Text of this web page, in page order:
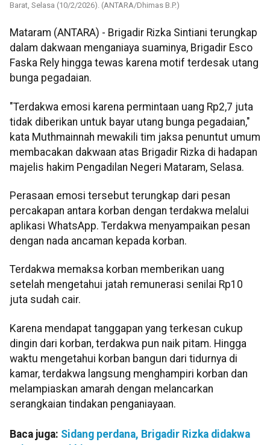
Barat, Selasa (10/2/2026). (ANTARA/Dhimas B.P.)
Mataram (ANTARA) - Brigadir Rizka Sintiani terungkap
dalam dakwaan menganiaya suaminya, Brigadir Esco
Faska Rely hingga tewas karena motif terdesak utang
bunga pegadaian.
"Terdakwa emosi karena permintaan uang Rp2,7 juta
tidak diberikan untuk bayar utang bunga pegadaian,"
kata Muthmainnah mewakili tim jaksa penuntut umum
membacakan dakwaan atas Brigadir Rizka di hadapan
majelis hakim Pengadilan Negeri Mataram, Selasa.
Perasaan emosi tersebut terungkap dari pesan
percakapan antara korban dengan terdakwa melalui
aplikasi WhatsApp. Terdakwa menyampaikan pesan
dengan nada ancaman kepada korban.
Terdakwa memaksa korban memberikan uang
setelah mengetahui jatah remunerasi senilai Rp10
juta sudah cair.
Karena mendapat tanggapan yang terkesan cukup
dingin dari korban, terdakwa pun naik pitam. Hingga
waktu mengetahui korban bangun dari tidurnya di
kamar, terdakwa langsung menghampiri korban dan
melampiaskan amarah dengan melancarkan
serangkaian tindakan penganiayaan.
Baca juga: Sidang perdana, Brigadir Rizka didakwa